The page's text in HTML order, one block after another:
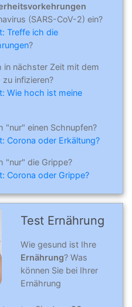
(SARS-CoV-2) ein?
Treffe ich die
?
in nächster Zeit mit dem
infizieren?
Wie hoch ist meine
"nur" einen Schnupfen?
Corona oder Erkältung?
"nur" die Grippe?
Corona oder Grippe?
Test Ernährung
Wie gesund ist Ihre
Ernährung? Was
können Sie bei Ihrer
Ernährung